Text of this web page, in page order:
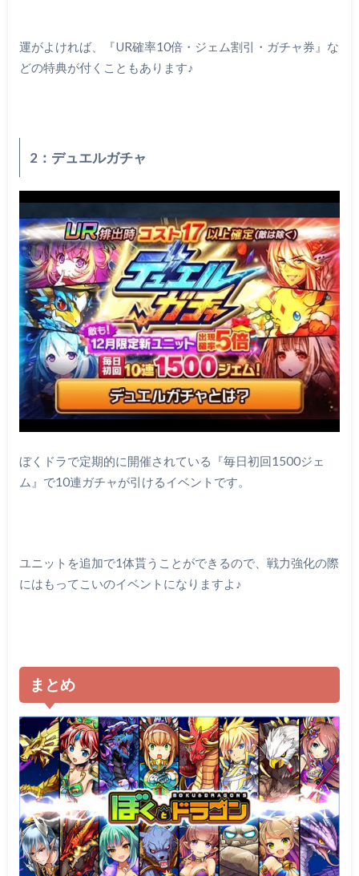
運がよければ、『UR確率10倍・ジェム割引・ガチャ券』な
どの特典が付くこともあります♪
2：デュエルガチャ
ぼくドラで定期的に開催されている『毎日初回1500ジェ
ム』で10連ガチャが引けるイベントです。
ユニットを追加で1体貰うことができるので、戦力強化の際
にはもってこいのイベントになりますよ♪
まとめ